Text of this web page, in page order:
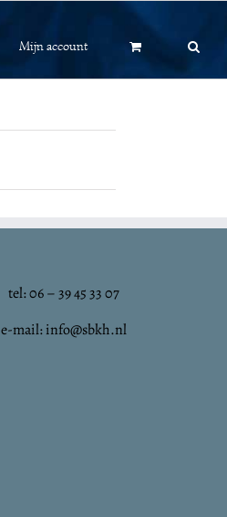
Mijn account
tel: 06 – 39 45 33 07
e-mail: info@sbkh.nl